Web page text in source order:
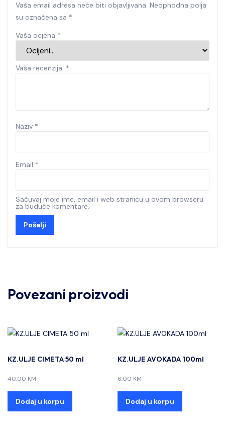
Vaša email adresa neće biti objavljivana. Neophodna polja
su označena sa *
Vaša ocjena *
Vaša recenzija: *
Naziv *
Email *
Sačuvaj moje ime, email i web stranicu u ovom browseru
za buduće komentare.
Povezani proizvodi
KZ.ULJE CIMETA 50 ml
40,00 KM
Dodaj u korpu
KZ.ULJE AVOKADA 100ml
6,00 KM
Dodaj u korpu